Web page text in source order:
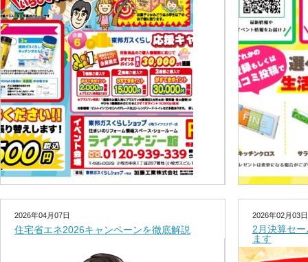
2026年04月07日
住宅省エネ2026キャンペーンを徹底解説
2026年02月03日
2月決算セ
ます